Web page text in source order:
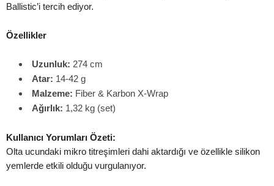
Ballistic’i tercih ediyor.
Özellikler
Uzunluk: 274 cm
Atar: 14-42 g
Malzeme: Fiber & Karbon X-Wrap
Ağırlık: 1,32 kg (set)
Kullanıcı Yorumları Özeti:
Olta ucundaki mikro titreşimleri dahi aktardığı ve özellikle silikon
yemlerde etkili olduğu vurgulanıyor.